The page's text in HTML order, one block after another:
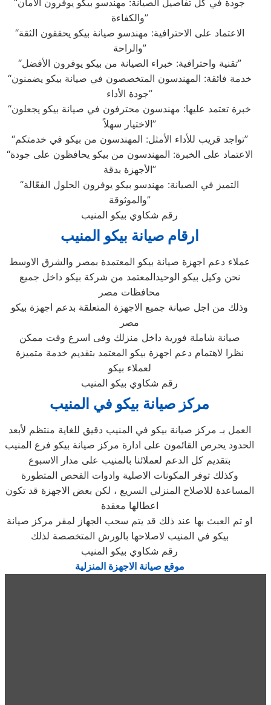
“جودة في كل تفاصيل الصيانة: مهندسو بيكو يوفرون الأمان
والكفاءة”
“الاعتماد على الاحترافية: مهندسو صيانة بيكو يحققون الثقة
والراحة”
“تقنية واحترافية: خبراء الصيانة من بيكو يوفرون الأفضل”
“خدمة فائقة: المهندسون المتخصصون في صيانة بيكو يضمنون
جودة الأداء”
“خبرة تعتمد عليها: مهندسون محترفون في صيانة بيكو يجعلون
الاختيار سهلاً”
“تواجد قريب للأداء الأمثل: المهندسون من بيكو في خدمتكم”
“الاعتماد على الخبرة: المهندسون من بيكو يحافظون على جودة
الأجهزة بدقة”
“التميز في الصيانة: مهندسو بيكو يوفرون الحلول الفعّالة
والموثوقة”
رقم شكاوي بيكو المنيب
ارقام صيانة بيكو المنيب
عملاء دعم اجهزة صيانة بيكو المعتمدة بمصر والشرق الاوسط
نحن وكيل بيكو الوحيدالمعتمد من شركة بيكو داخل جميع
محافظات مصر
وذلك من اجل صيانة جميع الاجهزة المتعلقة بدعم اجهزة بيكو
مصر
صيانة شاملة فورية داخل منزلك وفى اسرع وقت ممكن
نظرا لاهتمام دعم اجهزة بيكو المعتمد بتقديم خدمة متميزة
لعملاء بيكو
رقم شكاوي بيكو المنيب
مركز صيانة بيكو في المنيب
العمل بـ مركز صيانة بيكو في المنيب دقيق للغاية منتظم لأبعد
الحدود يحرص القائمون على ادارة مركز صيانة بيكو فرع المنيب
بتقديم كل الدعم لعملائنا بالمنيب على مدار الاسبوع
وكذلك توفر المكونات الاصلية وادوات الفحص المتطورة
المساعدة للاصلاح المنزلي السريع ، لكن بعض الاجهزة قد تكون
اعطالها معقدة
او تم العبث بها عند ذلك قد يتم سحب الجهاز لمقر مركز صيانة
بيكو في المنيب لاصلاحها بالورش المتخصصة لذلك
رقم شكاوي بيكو المنيب
موقع صيانة الاجهزة المنزلية